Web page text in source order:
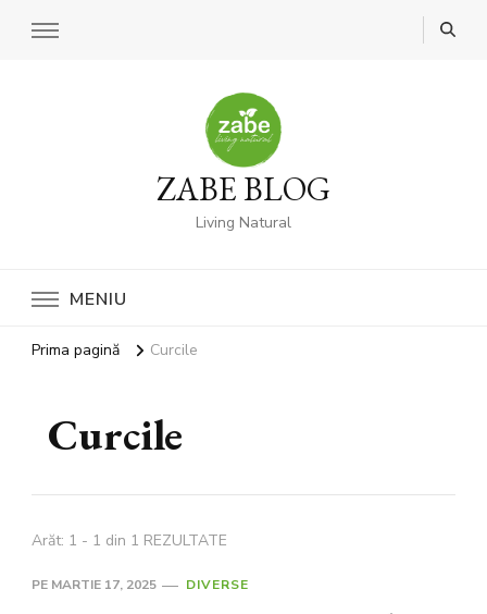
ZABE BLOG
Living Natural
MENIU
Prima pagină Curcile
Curcile
Arăt: 1 - 1 din 1 REZULTATE
PE MARTIE 17, 2025 DIVERSE